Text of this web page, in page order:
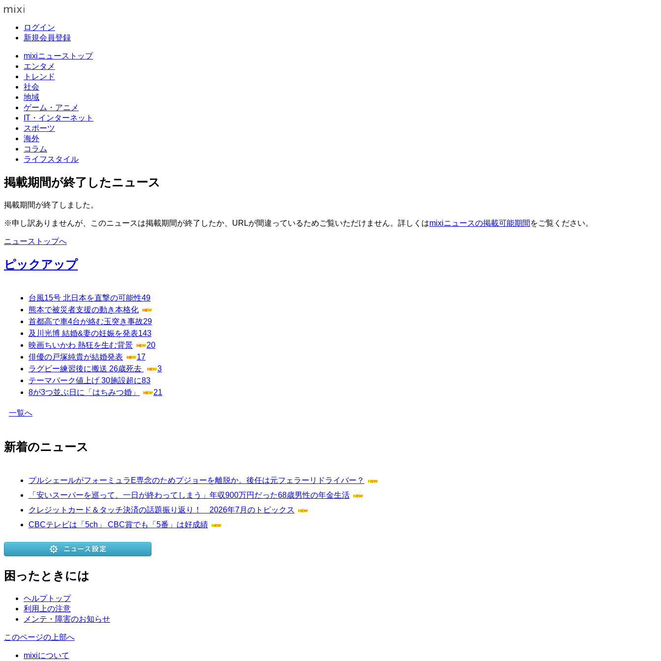
ログイン
新規会員登録
mixiニューストップ
エンタメ
トレンド
社会
地域
ゲーム・アニメ
IT・インターネット
スポーツ
海外
コラム
ライフスタイル
掲載期間が終了したニュース
掲載期間が終了しました。
※申し訳ありませんが、このニュースは掲載期間が終了したか、URLが間違っているためご覧いただけません。詳しくはmixiニュースの掲載可能期間 をご覧ください。
ニューストップへ
ピックアップ
台風15号 北日本を直撃の可能性49
熊本で被災者支援の動き本格化
首都高で車4台が絡む玉突き事故29
及川光博 結婚&妻の妊娠を発表143
映画ちいかわ 熱狂を生む背景
20
俳優の戸塚純貴が結婚発表
17
ラグビー練習後に搬送 26歳死去
3
テーマパーク値上げ 30施設超に83
8が3つ並ぶ日に「はちみつ婚」
21
一覧へ
新着のニュース
プルシェールがフォーミュラE専念のためプジョーを離脱か。後任は元フェラーリドライバー？
「安いスーパーを巡って、一日が終わってしまう」年収900万円だった68歳男性の年金生活
クレジットカード＆タッチ決済の話題振り返り！ 2026年7月のトピックス
CBCテレビは「5ch」 CBC賞でも「5番」は好成績
困ったときには
ヘルプトップ
利用上の注意
メンテ・障害のお知らせ
このページの上部へ
mixiについて